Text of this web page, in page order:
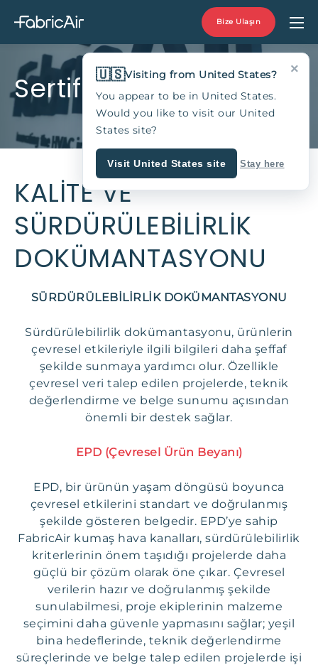
Bize Ulaşın
Sertifikalar
KALİTE VE
SÜRDÜRÜLEBİLİRLİK
DOKÜMANTASYONU
SÜRDÜRÜLEBİLİRLİK DOKÜMANTASYONU
Sürdürülebilirlik dokümantasyonu, ürünlerin
çevresel etkileriyle ilgili bilgileri daha şeffaf
şekilde sunmaya yardımcı olur. Özellikle
çevresel veri talep edilen projelerde, teknik
değerlendirme ve belge sunumu açısından
önemli bir destek sağlar.
EPD (Çevresel Ürün Beyanı)
EPD, bir ürünün yaşam döngüsü boyunca
çevresel etkilerini standart ve doğrulanmış
şekilde gösteren belgedir. EPD’ye sahip
FabricAir kumaş hava kanalları, sürdürülebilirlik
kriterlerinin önem taşıdığı projelerde daha
güçlü bir çözüm olarak öne çıkar. Çevresel
verilerin hazır ve doğrulanmış şekilde
sunulabilmesi, proje ekiplerinin malzeme
seçimini daha güvenle yapmasını sağlar; yeşil
bina hedeflerinde, teknik değerlendirme
süreçlerinde ve belge talep edilen projelerde işi
×
🇺🇸Visiting from United States?
You appear to be in United States.
Would you like to visit our United
States site?
Visit United States site Stay here